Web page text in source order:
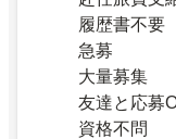
履歴書不要
急募
大量募集
友達と応募
資格不問